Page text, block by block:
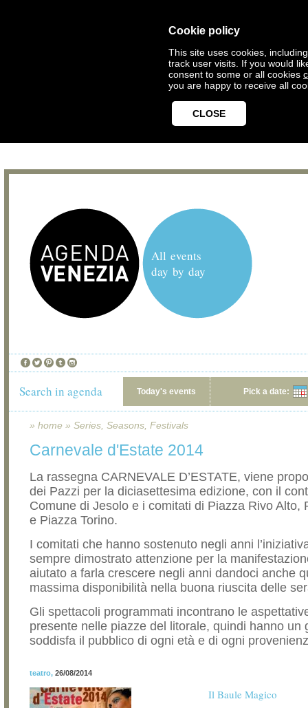
Cookie policy
This site uses cookies,
track user visits. If you would
consent to some or all cookies
you are happy to receive all
CLOSE
All events
day by day
Search in agenda Today's events Pick a date:
» home » Series, Seasons, Festivals
Carnevale d'Estate 2014
La rassegna CARNEVALE D’ESTATE, viene
dei Pazzi per la diciasettesima edizione, con il
Comune di Jesolo e i comitati di Piazza Rivo Alto,
e Piazza Torino.
I comitati che hanno sostenuto negli anni
sempre dimostrato attenzione per la
aiutato a farla crescere negli anni dandoci anche
massima disponibilità nella buona riuscita delle
Gli spettacoli programmati incontrano le
presente nelle piazze del litorale, quindi hanno un
soddisfa il pubblico di ogni età e di ogni
teatro, 26/08/2014
Il Baule Magico